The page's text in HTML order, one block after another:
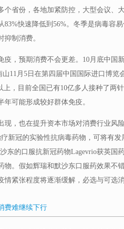
个省份，各地加紧防控，大型会议、
83%快速降低到56%。冬季是病毒容
抑制消费。
疫，预期消费不会更差。10月底中国
山11月5日在第四届中国国际进口博
上，目前全国已有10亿多人接种了两
可能形成较好群体免疫。
现，也在提升资本市场对消费行业风
新冠的实验性抗病毒药物，可将有
东的口服抗新冠药物Lagevrio获英国
物。假如辉瑞和默沙东口服药效果不
情紧张程度将逐渐缓解，必选与可选
费难继续下行